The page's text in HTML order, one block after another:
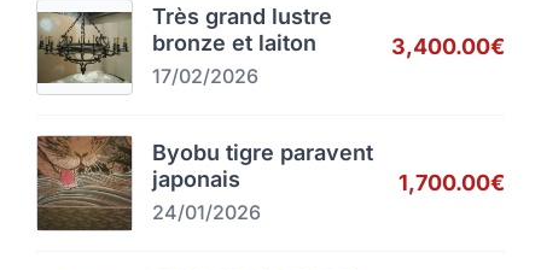
Très grand lustre
bronze et laiton
17/02/2026
3,400.00€
Byobu tigre paravent
japonais
24/01/2026
1,700.00€